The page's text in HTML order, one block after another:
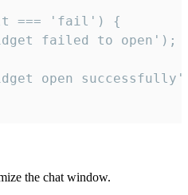
=== 'fail') {
failed to open');
open
the chat window.